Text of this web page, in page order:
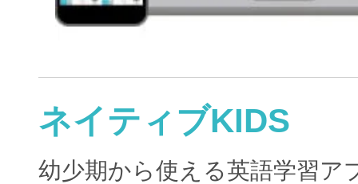
ネイティブKIDS
幼少期から使える英語学習ア